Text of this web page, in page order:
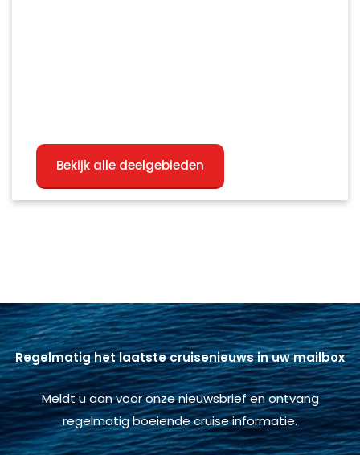
Bekijk alle deelgebieden
Regelmatig het laatste cruisenieuws in uw mailbox
Meldt u aan voor onze nieuwsbrief en ontvang
regelmatig boeiende cruise informatie.